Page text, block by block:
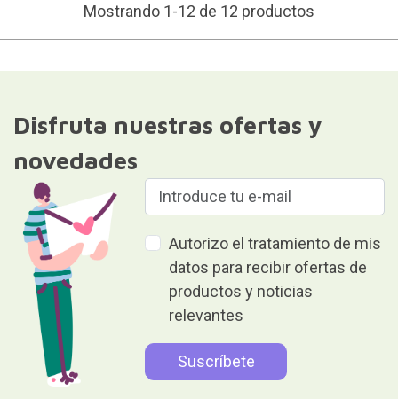
Mostrando 1-12 de 12 productos
Disfruta nuestras ofertas y
novedades
Autorizo el tratamiento de mis
datos para recibir ofertas de
productos y noticias
relevantes